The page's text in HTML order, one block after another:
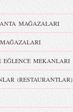
MAĞAZALARI
EĞLENCE MEKANLARI
(RESTAURANTLAR)